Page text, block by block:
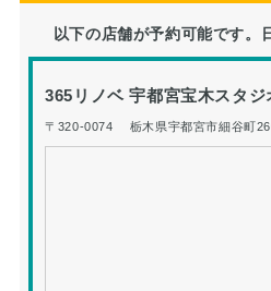
以下の店舗が予約可能です。
365リノベ 宇都宮宝木スタジ
〒320-0074 栃木県宇都宮市細谷町